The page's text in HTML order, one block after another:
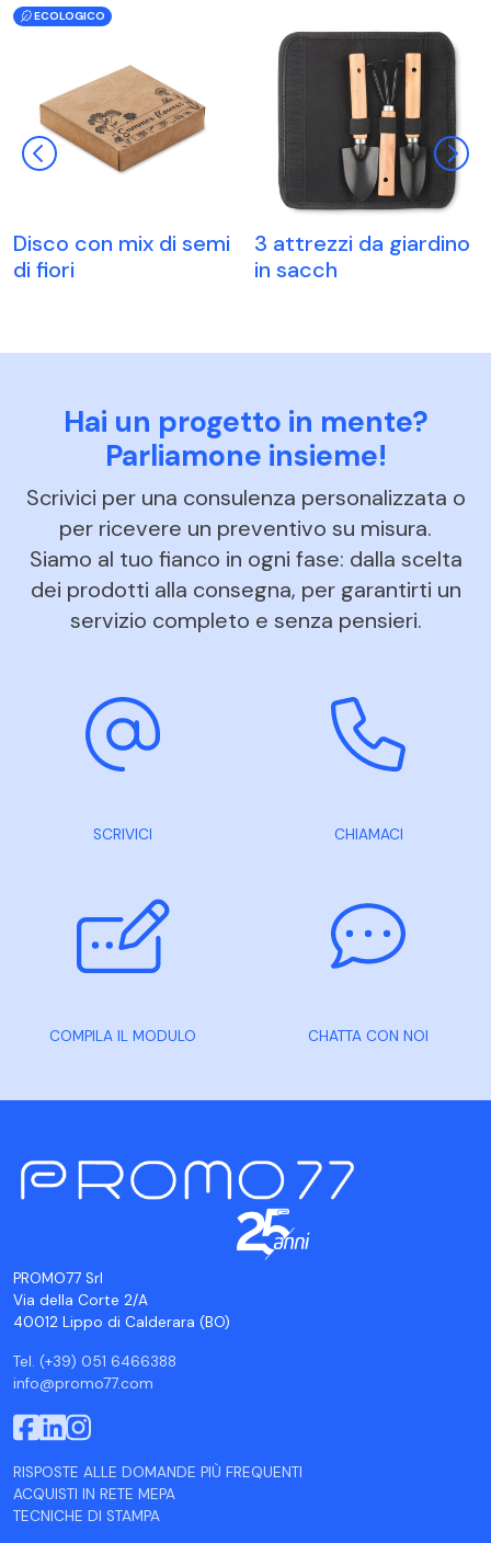
ECOLOGICO
Disco con mix di semi
di fiori
3 attrezzi da giardino
in sacch
Hai un progetto in mente?
Parliamone insieme!
Scrivici per una consulenza personalizzata o
per ricevere un preventivo su misura.
Siamo al tuo fianco in ogni fase: dalla scelta
dei prodotti alla consegna, per garantirti un
servizio completo e senza pensieri.
SCRIVICI CHIAMACI
COMPILA IL MODULO CHATTA CON NOI
PROMO77 Srl
Via della Corte 2/A
40012 Lippo di Calderara (BO)
Tel. (+39) 051 6466388
info@promo77.com
RISPOSTE ALLE DOMANDE PIÙ FREQUENTI
ACQUISTI IN RETE MEPA
TECNICHE DI STAMPA